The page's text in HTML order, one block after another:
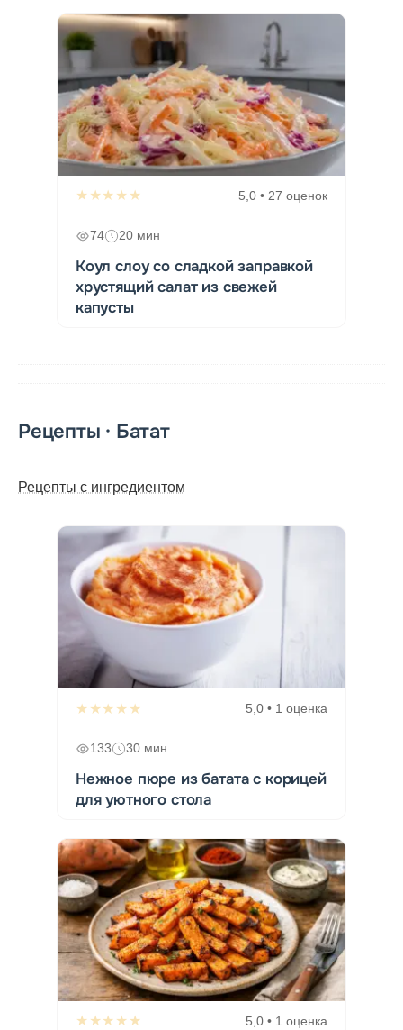
★★★★★ 5,0 • 27 оценок
74 20 мин
Коул слоу со сладкой заправкой
хрустящий салат из свежей
капусты
Рецепты · Батат
Рецепты с ингредиентом
★★★★★ 5,0 • 1 оценка
133 30 мин
Нежное пюре из батата с корицей
для уютного стола
★★★★★ 5,0 • 1 оценка